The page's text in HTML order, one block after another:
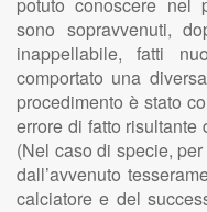
sono sopravvenuti,
inappellabile, fatti
comportato una
procedimento è stato
errore di fatto risultante
(Nel caso di specie,
dall’avvenuto
calciatore e del